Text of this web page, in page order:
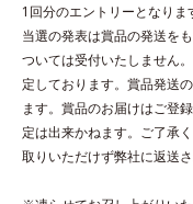
1回分のエントリーとなりま
当選の発表は賞品の発送を
ついては受付いたしません
定しております。賞品発送
ます。賞品のお届けはご登
定は出来かねます。ご了承
取りいただけず弊社に返送